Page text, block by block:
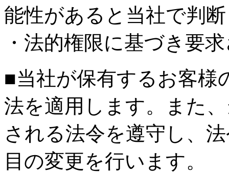
能性があると当社で判
・法的権限に基づき要
■当社が保有するお客様
法を適用します。また
される法令を遵守し、
目の変更を行います。